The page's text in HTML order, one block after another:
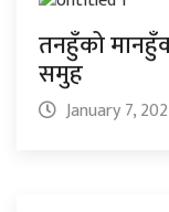
तनहुँको
समुह
January 7,